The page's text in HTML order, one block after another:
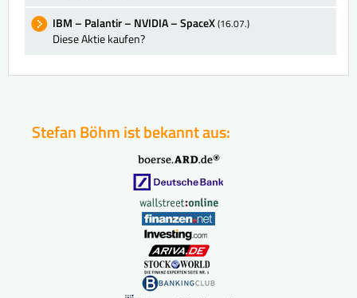
IBM – Palantir – NVIDIA – SpaceX(16.07.)
Diese Aktie kaufen?
Stefan Böhm ist bekannt aus: